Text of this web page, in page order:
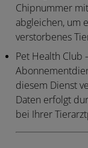
Chipnummer
abgleichen, um
verstorbenes
Pet Health Club
diesem Dienst
Daten erfolgt
bei Ihrer